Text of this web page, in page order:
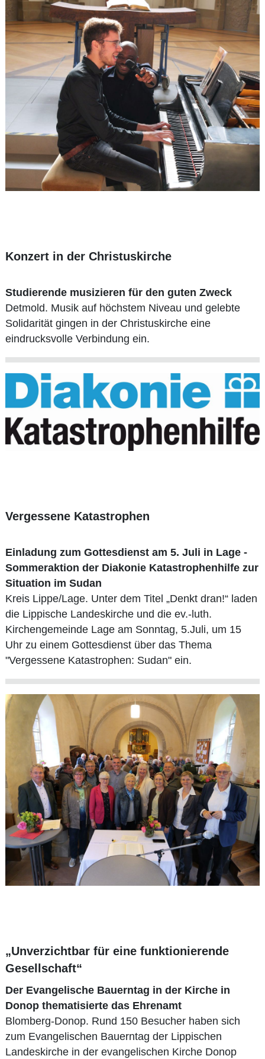
Konzert in der Christuskirche
Studierende musizieren für den guten Zweck
Detmold. Musik auf höchstem Niveau und gelebte
Solidarität gingen in der Christuskirche eine
eindrucksvolle Verbindung ein.
Vergessene Katastrophen
Einladung zum Gottesdienst am 5. Juli in Lage -
Sommeraktion der Diakonie Katastrophenhilfe zur
Situation im Sudan
Kreis Lippe/Lage. Unter dem Titel „Denkt dran!“ laden
die Lippische Landeskirche und die ev.-luth.
Kirchengemeinde Lage am Sonntag, 5.Juli, um 15
Uhr zu einem Gottesdienst über das Thema
"Vergessene Katastrophen: Sudan" ein.
„Unverzichtbar für eine funktionierende
Gesellschaft“
Der Evangelische Bauerntag in der Kirche in
Donop thematisierte das Ehrenamt
Blomberg-Donop. Rund 150 Besucher haben sich
zum Evangelischen Bauerntag der Lippischen
Landeskirche in der evangelischen Kirche Donop